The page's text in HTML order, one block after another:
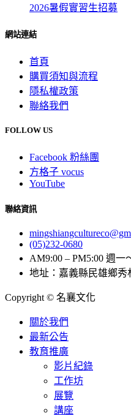
2026暑假實習生招募
網站連結
首頁
購買須知與流程
隱私權政策
聯絡我們
FOLLOW US
Facebook 粉絲團
方格子 vocus
YouTube
聯絡資訊
(05)232-0680
AM9:00 – PM5:00 週
地址：嘉義縣民雄鄉秀
Copyright © 名襄文化
關於我們
最新公告
教育推廣
影片紀錄
工作坊
展覽
講座